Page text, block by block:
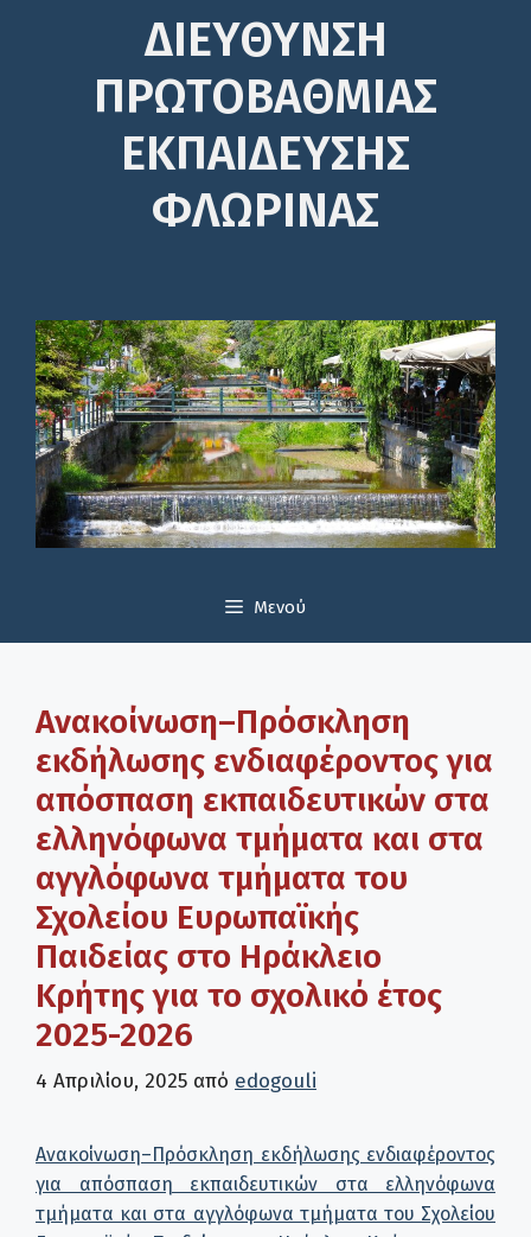
ΔΙΕΎΘΥΝΣΗ
ΠΡΩΤΟΒΆΘΜΙΑΣ
ΕΚΠΑΊΔΕΥΣΗΣ
ΦΛΩΡΙΝΑΣ
Μενού
Ανακοίνωση–Πρόσκληση
εκδήλωσης ενδιαφέροντος για
απόσπαση εκπαιδευτικών στα
ελληνόφωνα τμήματα και στα
αγγλόφωνα τμήματα του
Σχολείου Ευρωπαϊκής
Παιδείας στο Ηράκλειο
Κρήτης για το σχολικό έτος
2025-2026
4 Απριλίου, 2025 από edogouli
Ανακοίνωση–Πρόσκληση εκδήλωσης ενδιαφέροντος
για απόσπαση εκπαιδευτικών στα ελληνόφωνα
τμήματα και στα αγγλόφωνα τμήματα του Σχολείου